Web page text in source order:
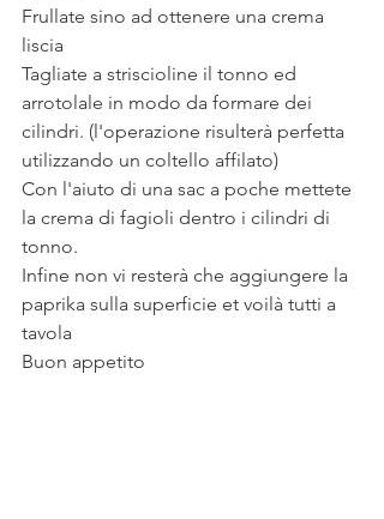
Frullate sino ad ottenere una crema
liscia
Tagliate a striscioline il tonno ed
arrotolale in modo da formare dei
cilindri. (l'operazione risulterà perfetta
utilizzando un coltello affilato)
Con l'aiuto di una sac a poche mettete
la crema di fagioli dentro i cilindri di
tonno.
Infine non vi resterà che aggiungere la
paprika sulla superficie et voilà tutti a
tavola
Buon appetito